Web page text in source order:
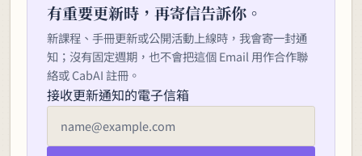
有重要更新時，再寄信告訴你。
新課程、手冊更新或公開活動上線時，我會寄一封通
知；沒有固定週期，也不會把這個 Email 用作合作聯
絡或 CabAI 註冊。
接收更新通知的電子信箱